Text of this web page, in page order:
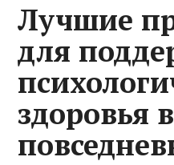
Лучшие
для
здоровья в